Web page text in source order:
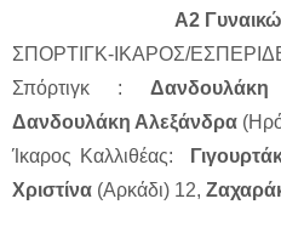
Α2
ΣΠΟΡΤΙΓΚ-ΙΚΑΡΟΣ/
Σπόρτιγκ :
Δανδουλάκη Αλεξάνδρα
Ίκαρος Καλλιθέας:
Χριστίνα (Αρκάδι) 12,